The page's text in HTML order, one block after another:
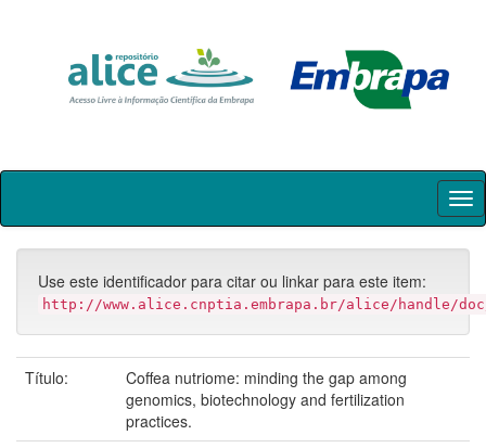
Skip
Use este identificador para citar ou linkar para este item:
http://www.alice.cnptia.embrapa.br/alice/handle/
Título:
Coffea nutriome: minding the gap among
genomics, biotechnology and fertilization
practices.